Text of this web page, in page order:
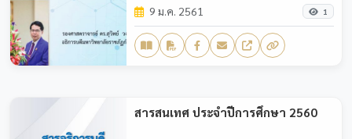
9 ม.ค. 2561 1
สารสนเทศ ประจำปีการศึกษา 2560